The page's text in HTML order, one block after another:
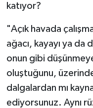
katıyor?
"Açık havada
ağacı, kayayı ya da
onun gibi
oluştuğunu,
dalgalardan mı
ediyorsunuz. Aynı